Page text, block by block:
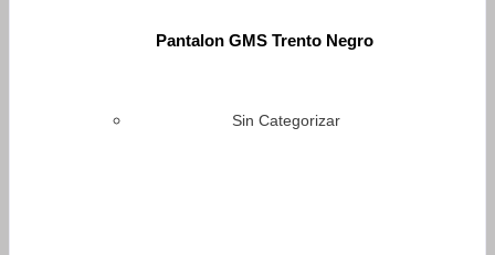
Pantalon GMS Trento Negro
Sin Categorizar